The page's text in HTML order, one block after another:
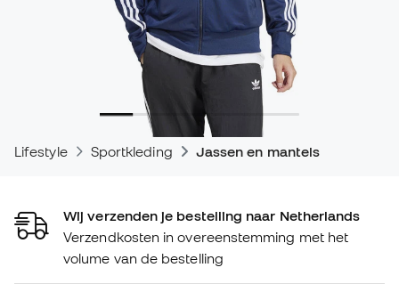
Lifestyle Sportkleding Jassen en mantels
Wij verzenden je bestelling naar Netherlands
Verzendkosten in overeenstemming met het
volume van de bestelling